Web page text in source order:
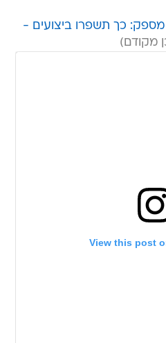
כך תשפרו ביצועים -
View this post